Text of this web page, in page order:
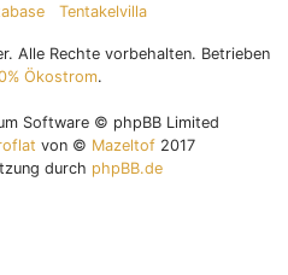
Tentakelvilla
Alle Rechte vorbehalten. Betrieben
Ökostrom.
Software © phpBB Limited
von © Mazeltof2017
durch phpBB.de